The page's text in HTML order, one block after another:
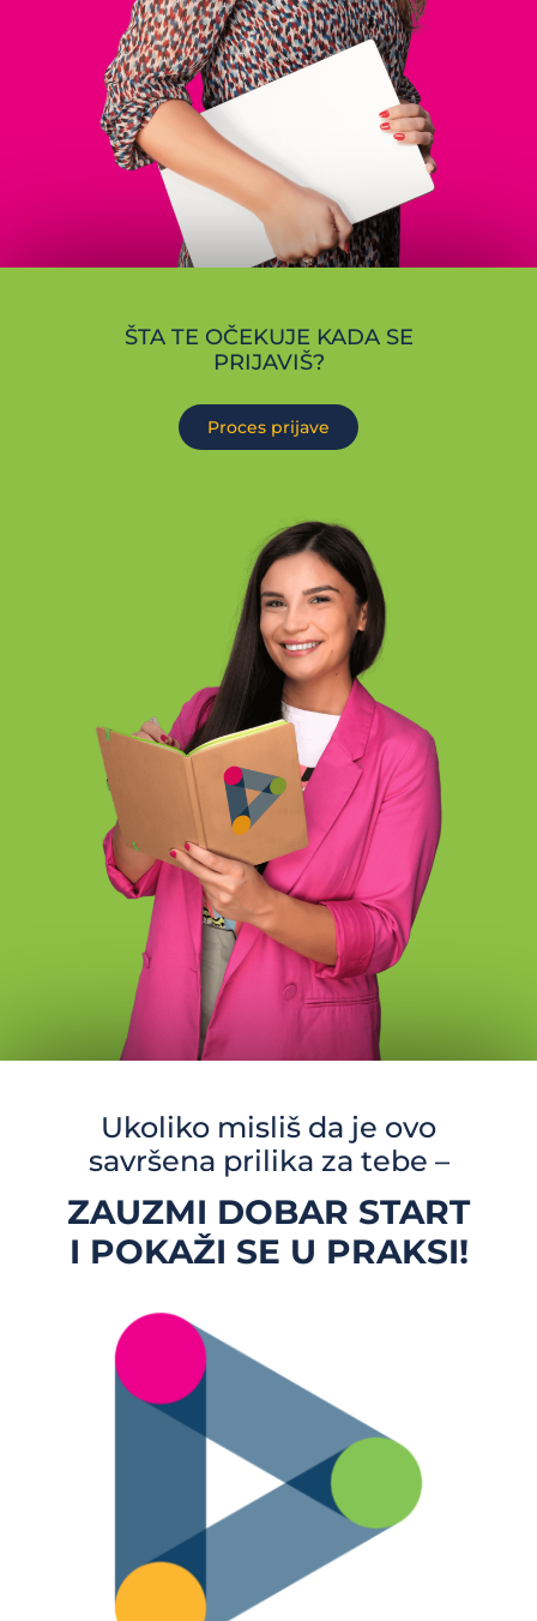
ŠTA TE OČEKUJE KADA SE
PRIJAVIŠ?
Proces prijave
Ukoliko misliš da je ovo
savršena prilika za tebe –
ZAUZMI DOBAR START
I POKAŽI SE U PRAKSI!